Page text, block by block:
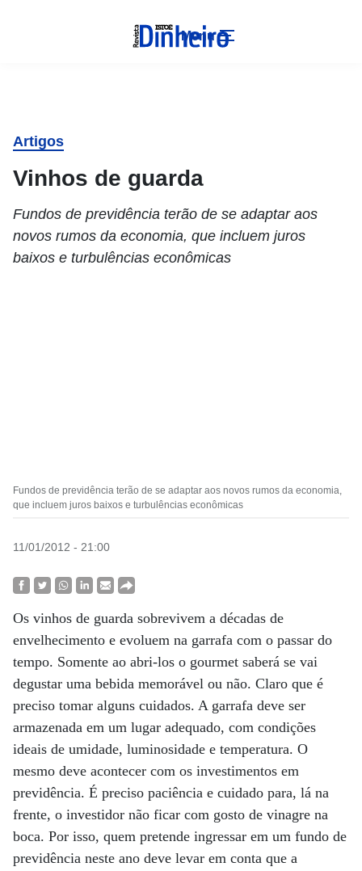
Menu
Artigos
Vinhos de guarda
Fundos de previdência terão de se adaptar aos
novos rumos da economia, que incluem juros
baixos e turbulências econômicas
Fundos de previdência terão de se adaptar aos novos rumos da economia,
que incluem juros baixos e turbulências econômicas
11/01/2012 - 21:00
Os vinhos de guarda sobrevivem a décadas de
envelhecimento e evoluem na garrafa com o passar do
tempo. Somente ao abri-los o gourmet saberá se vai
degustar uma bebida memorável ou não. Claro que é
preciso tomar alguns cuidados. A garrafa deve ser
armazenada em um lugar adequado, com condições
ideais de umidade, luminosidade e temperatura. O
mesmo deve acontecer com os investimentos em
previdência. É preciso paciência e cuidado para, lá na
frente, o investidor não ficar com gosto de vinagre na
boca. Por isso, quem pretende ingressar em um fundo de
previdência neste ano deve levar em conta que a